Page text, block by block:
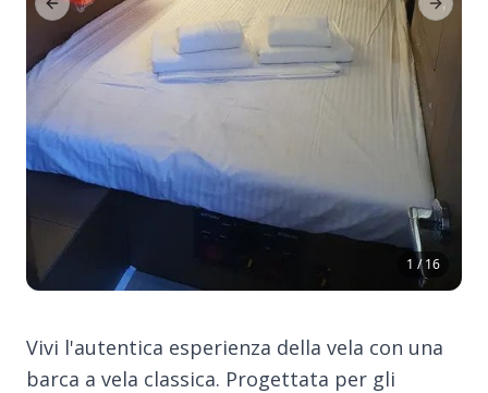
1 / 16
Previous Slide Next
Vivi l'autentica esperienza della vela con una
barca a vela classica. Progettata per gli